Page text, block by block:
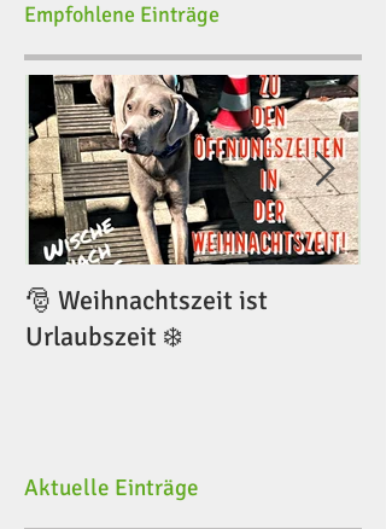
Empfohlene Einträge
🎅 Weihnachtszeit ist
Urlaubszeit ❄️
Aktuelle Einträge